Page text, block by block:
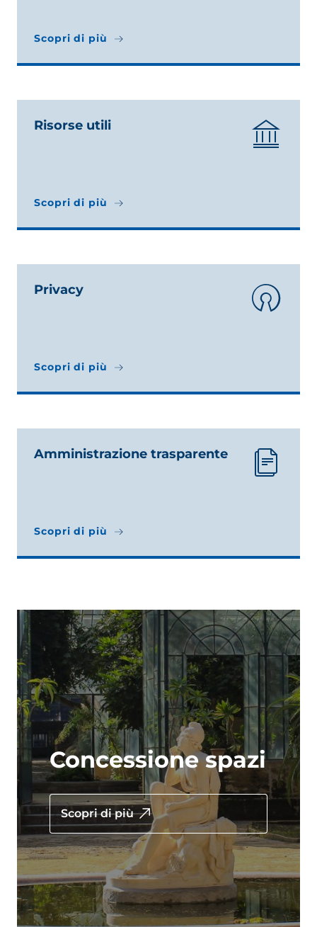
Scopri di più
Scopri di più
Risorse utili
Scopri di più
Scopri di più
Privacy
Scopri di più
Scopri di più
Amministrazione trasparente
Scopri di più
Scopri di più
Concessione spazi
Scopri di più